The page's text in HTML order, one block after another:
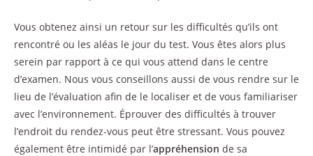
Vous obtenez ainsi un retour sur les difficultés qu’ils ont
rencontré ou les aléas le jour du test. Vous êtes alors plus
serein par rapport à ce qui vous attend dans le centre
d’examen. Nous vous conseillons aussi de vous rendre sur le
lieu de l’évaluation afin de le localiser et de vous familiariser
avec l’environnement. Éprouver des difficultés à trouver
l’endroit du rendez-vous peut être stressant. Vous pouvez
également être intimidé par l’appréhension de sa